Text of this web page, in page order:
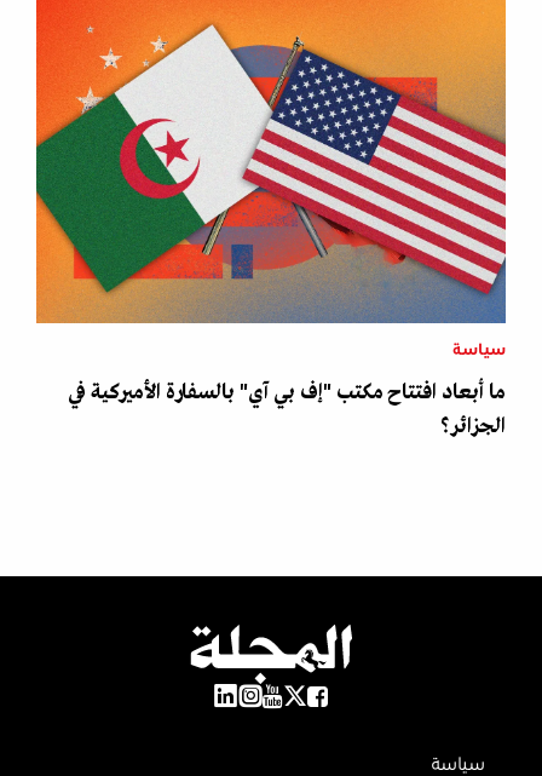
سياسة
ما أبعاد افتتاح مكتب "إف بي آي" بالسفارة الأميركية في
الجزائر؟
سياسة